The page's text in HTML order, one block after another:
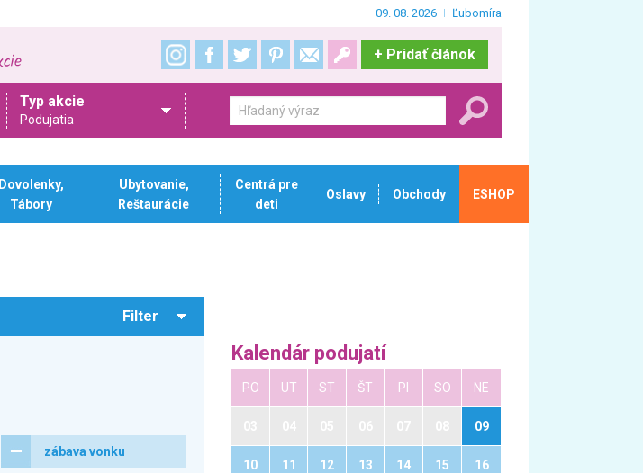
09. 08. 2026 Ľubomíra
+ Pridať článok
Typ akcie
Podujatia
Dovolenky,
Tábory
Ubytovanie,
Reštaurácie
Centrá pre
deti
Oslavy Obchody ESHOP
Filter
zábava vonku
Kalendár podujatí
PO UT ST ŠT PI SO NE
09
10 11 12 13 14 15 16